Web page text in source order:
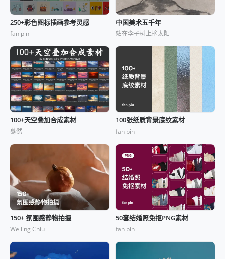
250+彩色图标插画参考灵感
fan pin
中国美术五千年
站在李子树上摘太阳
100+天空叠加合成素材
蓦然
100张纸质背景底纹素材
fan pin
150+ 氛围感静物拍摄
Welling Chiu
50套结婚照免抠PNG素材
fan pin